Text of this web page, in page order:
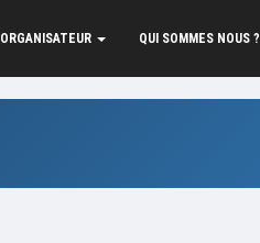
ORGANISATEUR QUI SOMMES NOUS ?